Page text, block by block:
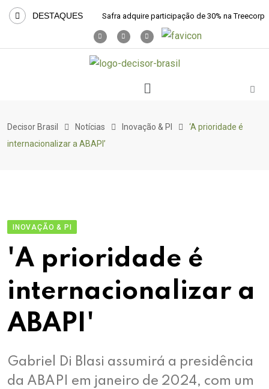
DESTAQUES Safra adquire participação de 30% na Treecorp
Decisor Brasil Notícias Inovação & PI
‘A prioridade é
internacionalizar a ABAPI’
INOVAÇÃO & PI
'A prioridade é
internacionalizar a
ABAPI'
Gabriel Di Blasi assumirá a presidência
da ABAPI em janeiro de 2024, com um